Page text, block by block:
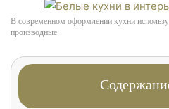
В современном оформлении кухни
производные